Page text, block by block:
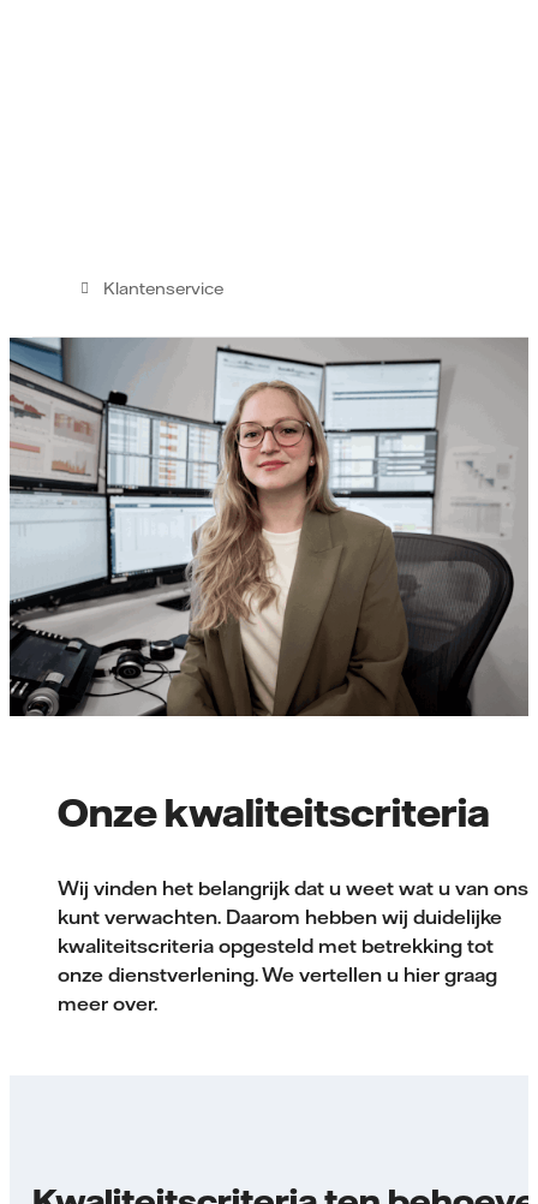
Klantenservice
Onze kwaliteitscriteria
Wij vinden het belangrijk dat u weet wat u van ons
kunt verwachten. Daarom hebben wij duidelijke
kwaliteitscriteria opgesteld met betrekking tot
onze dienstverlening. We vertellen u hier graag
meer over.